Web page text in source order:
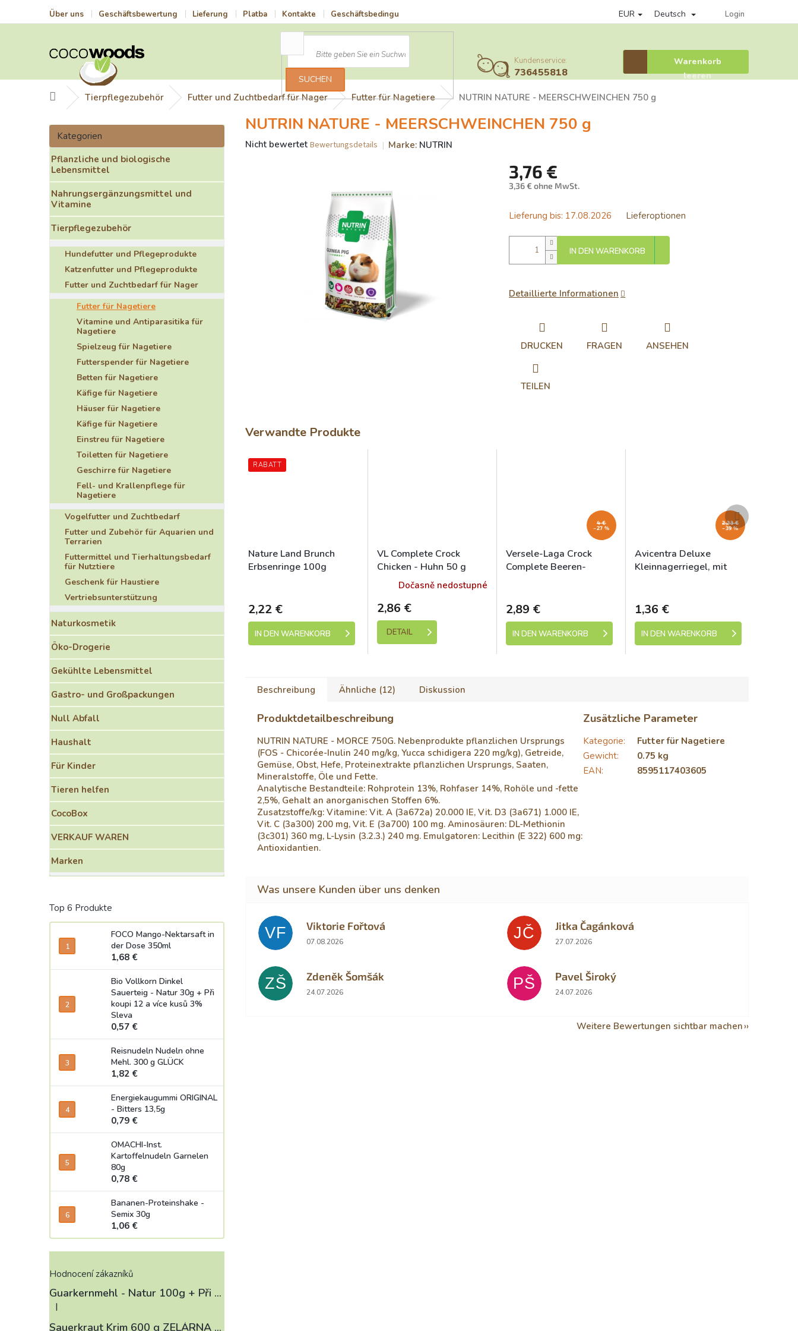
Über uns Geschäftsbewertung Lieferung Platba Kontakte Geschäftsbedingungen Datenschutzrichtlinie Věrnostní program Provisionssystem
EUR Deutsch Login
SUCHEN
Kundenservice:
736455818
Warenkorb
Warenkorb
leeren
StartseiteTierpflegezubehör Futter und Zuchtbedarf für Nager Futter für Nagetiere NUTRIN NATURE - MEERSCHWEINCHEN 750 g
S
i
t
e
n
l
e
i
s
Kategorien
überspringen
Kategorien
Pflanzliche und biologische
Lebensmittel
Nahrungsergänzungsmittel und
Vitamine
Tierpflegezubehör
Hundefutter und Pflegeprodukte
Katzenfutter und Pflegeprodukte
Futter und Zuchtbedarf für Nager
Futter für Nagetiere
Vitamine und Antiparasitika für
Nagetiere
Spielzeug für Nagetiere
Futterspender für Nagetiere
Betten für Nagetiere
Käfige für Nagetiere
Häuser für Nagetiere
Käfige für Nagetiere
Einstreu für Nagetiere
Toiletten für Nagetiere
Geschirre für Nagetiere
Fell- und Krallenpflege für
Nagetiere
Vogelfutter und Zuchtbedarf
Futter und Zubehör für Aquarien und
Terrarien
Futtermittel und Tierhaltungsbedarf
für Nutztiere
Geschenk für Haustiere
Vertriebsunterstützung
Naturkosmetik
Öko-Drogerie
Gekühlte Lebensmittel
Gastro- und Großpackungen
Null Abfall
Haushalt
Für Kinder
Tieren helfen
CocoBox
VERKAUF WAREN
Marken
Top 6 Produkte
FOCO Mango-Nektarsaft in
der Dose 350ml
1,68 €
Bio Vollkorn Dinkel
Sauerteig - Natur 30g + Při
koupi 12 a více kusů 3%
Sleva
0,57 €
Reisnudeln Nudeln ohne
Mehl. 300 g GLÜCK
1,82 €
Energiekaugummi ORIGINAL
- Bitters 13,5g
0,79 €
OMACHI-Inst.
Kartoffelnudeln Garnelen
80g
0,78 €
Bananen-Proteinshake -
Semix 30g
1,06 €
Hodnocení zákazníků
Guarkernmehl - Natur 100g + Při koupi 12 a více kusů 3% Sleva
Die Produktbewertung beträgt 4 von 5 Sternen.
|
Sauerkraut Krim 600 g ZELÁRNA LOBKOWICZ
NUTRIN NATURE - MEERSCHWEINCHEN 750 g
Die
Nicht bewertet Bewertungsdetails Marke: NUTRIN
3,76 €
3,36 € ohne MwSt.
Lieferung bis: 17.08.2026 Lieferoptionen
IN DEN WARENKORB
Detaillierte Informationen
DRUCKEN FRAGEN ANSEHEN
TEILEN
Verwandte Produkte
RABATT
Nature Land Brunch
Erbsenringe 100g
2,22 €
IN DEN WARENKORB
VL Complete Crock
Chicken - Huhn 50 g
Dočasně nedostupné
2,86 €
DETAIL
4 €
–27 %
Versele-Laga Crock
Complete Beeren-
2,89 €
IN DEN WARENKORB
2,23 €
–39 %
Avicentra Deluxe
Kleinnagerriegel, mit
1,36 €
IN DEN WARENKORB
Nächstes
Produkt
Beschreibung Ähnliche (12) Diskussion
Produktdetailbeschreibung
NUTRIN NATURE - MORCE 750G. Nebenprodukte pflanzlichen Ursprungs
(FOS - Chicorée-Inulin 240 mg/kg, Yucca schidigera 220 mg/kg), Getreide,
Gemüse, Obst, Hefe, Proteinextrakte pflanzlichen Ursprungs, Saaten,
Mineralstoffe, Öle und Fette.
Analytische Bestandteile: Rohprotein 13%, Rohfaser 14%, Rohöle und -fette
2,5%, Gehalt an anorganischen Stoffen 6%.
Zusatzstoffe/kg: Vitamine: Vit. A (3a672a) 20.000 IE, Vit. D3 (3a671) 1.000 IE,
Vit. C (3a300) 200 mg, Vit. E (3a700) 100 mg. Aminosäuren: DL-Methionin
(3c301) 360 mg, L-Lysin (3.2.3.) 240 mg. Emulgatoren: Lecithin (E 322) 600 mg:
Antioxidantien.
Zusätzliche Parameter
Kategorie:
Futter für Nagetiere
Gewicht:
0.75 kg
EAN: 8595117403605
VF Viktorie Fořtová
Die Shop-Bewertung beträgt 2 von 5 Sternen.
07.08.2026 JČ Jitka Čagánková
Die Shop-Bewertung beträgt 5 von 5 Sternen.
27.07.2026
ZŠ Zdeněk Šomšák
Die Shop-Bewertung beträgt 5 von 5 Sternen.
24.07.2026 PŠ Pavel Široký
Die Shop-Bewertung beträgt 5 von 5 Sternen.
24.07.2026
Weitere Bewertungen sichtbar machen